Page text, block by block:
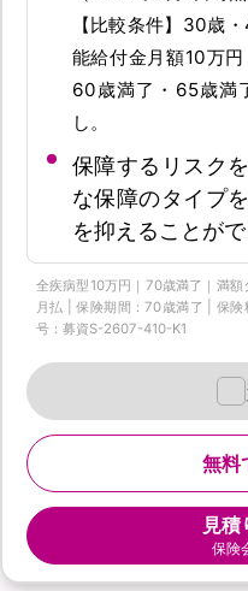
【比較条件】30歳
能給付金月額10万
60歳満了・65歳満
し。
保障するリスク
な保障のタイプ
を抑えることがで
全疾病型10万円｜70歳満了｜満
月払 | 保険期間：70歳満了 | 保
号：募資S-2607-410-K1
無料
見積
保険